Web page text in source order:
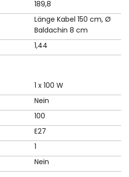
189,8
Länge Kabel 150 cm, Ø
Baldachin 8 cm
1,44
1 x 100 W
Nein
100
E27
1
Nein